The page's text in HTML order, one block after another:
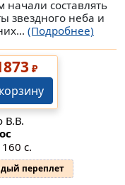
составлять
звездного неба и
(Подробнее)
₽
В.В.
с.
переплет